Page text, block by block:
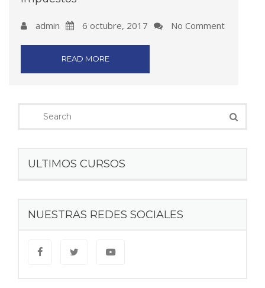
admin 6 octubre, 2017 No Comment
READ MORE
ULTIMOS CURSOS
NUESTRAS REDES SOCIALES